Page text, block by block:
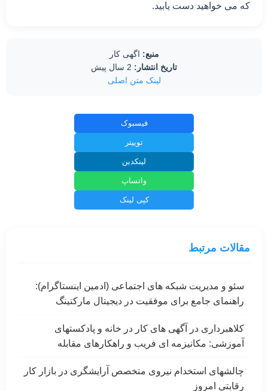
که می خواهید دست یابید.
منبع: اگهی کار
تاریخ انتشار:
لینک متن اصلی
فیسبوک
توییتر
لینکدین
واتساپ
کپی لینک
مقالات مرتبط
سئو و مدیریت شبکه های اجتماعی (ادمین اینستاگرام):
راهنمای جامع برای موفقیت در دیجیتال مارکتینگ
کلاهبرداری در آگهی های کار در خانه و پادکستهای
آموزشی: مکانیزمه ای فریب و راهکارهای مقابله
چالشهای استخدام نیروی متخصص آرایشگری در بازار کار
رقابتی امروز